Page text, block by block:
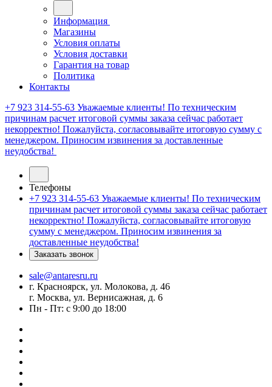
Информация
Магазины
Условия оплаты
Условия доставки
Гарантия на товар
Политика
Контакты
+7 923 314-55-63 Уважаемые клиенты! По техническим
причинам расчет итоговой суммы заказа сейчас работает
некорректно! Пожалуйста, согласовывайте итоговую сумму с
менеджером. Приносим извинения за доставленные
неудобства!
Телефоны
+7 923 314-55-63 Уважаемые клиенты! По техническим
причинам расчет итоговой суммы заказа сейчас работает
некорректно! Пожалуйста, согласовывайте итоговую
сумму с менеджером. Приносим извинения за
доставленные неудобства!
Заказать звонок
sale@antaresru.ru
г. Красноярск, ул. Молокова, д. 46
г. Москва, ул. Вернисажная, д. 6
Пн - Пт: с 9:00 до 18:00